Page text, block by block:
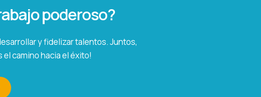
poderoso?
y fidelizar talentos. Juntos,
camino hacia el éxito!